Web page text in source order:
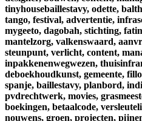
tinyhousebaillestavy, odette,
tango, festival, advertentie,
mygeeto, dagobah, stichting,
mantelzorg, valkenswaard,
steunpunt, verlicht, content,
inpakkenenwegwezen,
deboekhoudkunst, gemeente,
spanje, baillestavy, planbord,
pvdrechtwerk, movies,
boekingen, betaalcode,
nouwens, groen, projecten,